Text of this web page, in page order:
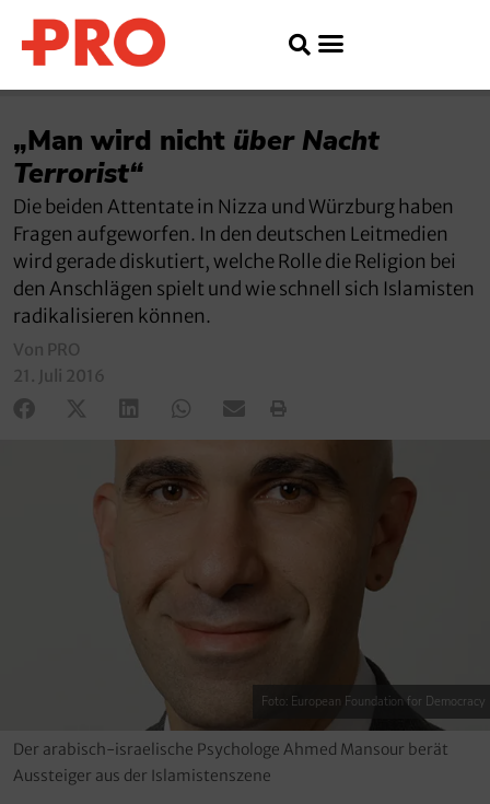
„Man wird nicht über Nacht
Terrorist“
Die beiden Attentate in Nizza und Würzburg haben
Fragen aufgeworfen. In den deutschen Leitmedien
wird gerade diskutiert, welche Rolle die Religion bei
den Anschlägen spielt und wie schnell sich Islamisten
radikalisieren können.
Von PRO
21. Juli 2016
Foto: European Foundation for Democracy
Der arabisch-israelische Psychologe Ahmed Mansour berät
Aussteiger aus der Islamistenszene